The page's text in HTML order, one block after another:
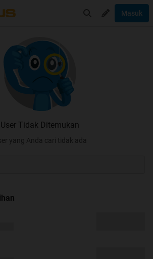
Masuk
User Tidak Ditemukan
yang Anda cari tidak ada